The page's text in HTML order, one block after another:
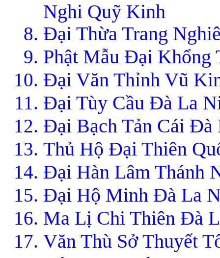
Nghi Quỹ Kinh
Ðại Thừa Trang
Phật Mẫu Ðại
Ðại Văn Thỉnh Vũ
Ðại Tùy Cầu Ðà La
Ðại Bạch Tản Cái
Thủ Hộ Ðại Thiên
Ðại Hàn Lâm Thánh
Ðại Hộ Minh Ðà La
Ma Lị Chi Thiên Ðà
Văn Thù Sở Thuyết